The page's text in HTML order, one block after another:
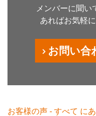
メンバーに聞い
あればお気軽
お問い合
お客様の声 - すべて に